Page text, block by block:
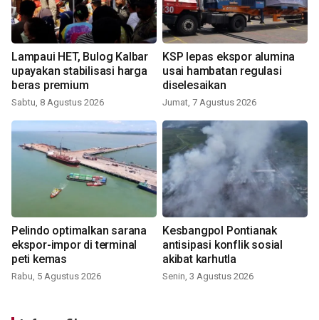
Lampaui HET, Bulog Kalbar
upayakan stabilisasi harga
beras premium
Sabtu, 8 Agustus 2026
KSP lepas ekspor alumina
usai hambatan regulasi
diselesaikan
Jumat, 7 Agustus 2026
Pelindo optimalkan sarana
ekspor-impor di terminal
peti kemas
Rabu, 5 Agustus 2026
Kesbangpol Pontianak
antisipasi konflik sosial
akibat karhutla
Senin, 3 Agustus 2026